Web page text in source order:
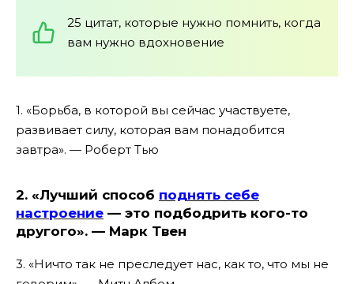
25 цитат, которые нужно помнить, когда
вам нужно вдохновение
1. «Борьба, в которой вы сейчас участвуете,
развивает силу, которая вам понадобится
завтра». — Роберт Тью
2. «Лучший способ поднять себе
настроение — это подбодрить кого-то
другого». — Марк Твен
3. «Ничто так не преследует нас, как то, что мы не